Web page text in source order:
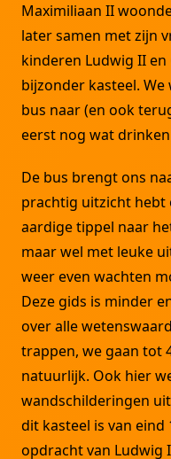
Maximiliaan II
later samen met zijn
kinderen Ludwig II
bijzonder kasteel.
bus naar (en ook
eerst nog wat
De bus brengt ons
prachtig uitzicht hebt
aardige tippel naar
maar wel met leuke
weer even wachten
Deze gids is minder
over alle
trappen, we gaan tot
natuurlijk. Ook hier
wandschilderingen
dit kasteel is van eind
opdracht van Ludwig